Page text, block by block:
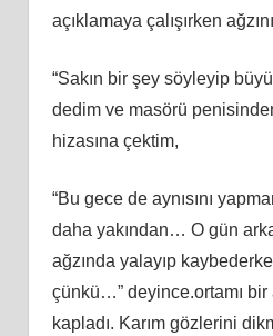
açıklamaya çalışırken
“Sakın bir şey söyleyip
dedim ve masörü
hizasına çektim,
“Bu gece de aynısını
daha yakından… O gün
ağzında yalayıp
çünkü…” deyince.ortamı
kapladı. Karım gözlerini